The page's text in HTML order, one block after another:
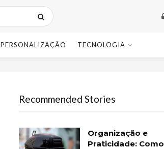
PERSONALIZAÇÃO TECNOLOGIA
Recommended Stories
Organização e
Praticidade: Como